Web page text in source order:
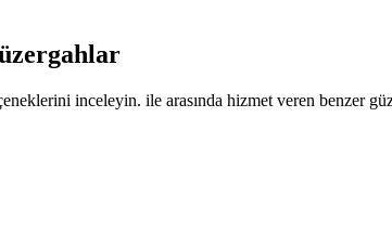
inceleyin. ile arasında hizmet veren benzer